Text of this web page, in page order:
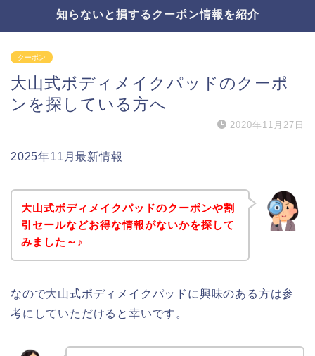
知らないと損するクーポン情報を紹介
クーポン
大山式ボディメイクパッドのクーポ
ンを探している方へ
2020年11月27日
2025年11月最新情報
大山式ボディメイクパッドのクーポンや割
引セールなどお得な情報がないかを探して
みました～♪
なので大山式ボディメイクパッドに興味のある方は参
考にしていただけると幸いです。